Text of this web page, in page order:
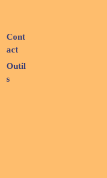
Cont
act
Outil
s